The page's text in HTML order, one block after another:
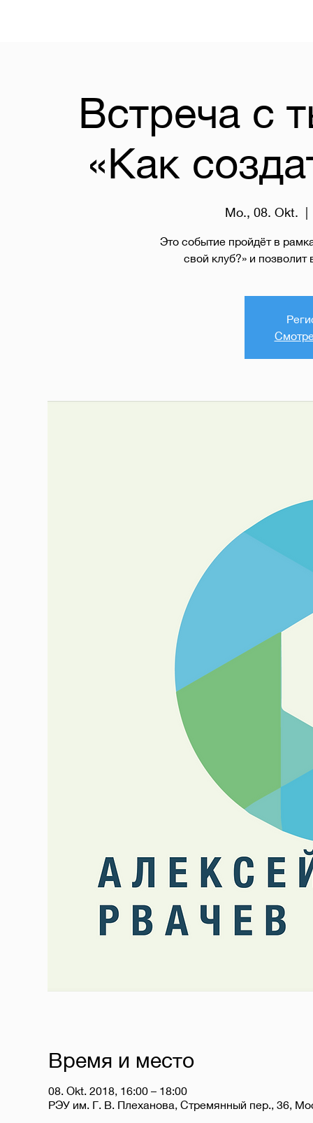
Встреча с
«Как
Mo., 08. Okt.
Это событие пройдёт в
свой клуб?» и
Время и место
08. Okt. 2018, 16:00 – 18:00
РЭУ им. Г. В. Плеханова, Стремянный пер., 36,